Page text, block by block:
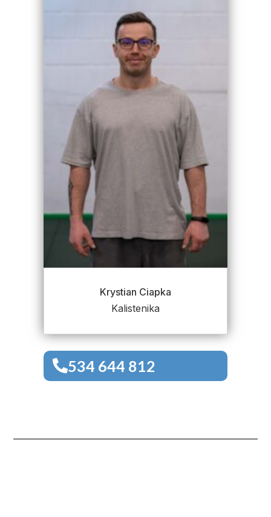
Krystian Ciapka
Kalistenika
534 644 812